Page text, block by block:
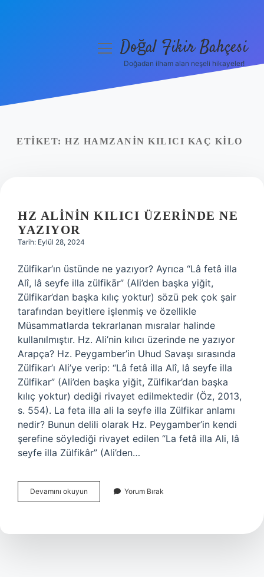
Yasal Uyarı
menüyüDoğal Fikir Bahçesi
Doğadan ilham alan neşeli hikayeler!
ETIKET: HZ HAMZANIN KILICI KAÇ KILO
HZ ALININ KILICI ÜZERINDE NE
YAZIYOR
Tarih: Eylül 28, 2024
Zülfikar’ın üstünde ne yazıyor? Ayrıca “Lâ fetâ illa
Alî, lâ seyfe illa zülfikār” (Ali’den başka yiğit,
Zülfikar’dan başka kılıç yoktur) sözü pek çok şair
tarafından beyitlere işlenmiş ve özellikle
Müsammatlarda tekrarlanan mısralar halinde
kullanılmıştır. Hz. Ali’nin kılıcı üzerinde ne yazıyor
Arapça? Hz. Peygamber’in Uhud Savaşı sırasında
Zülfikar’ı Ali’ye verip: “Lâ fetâ illa Alî, lâ seyfe illa
Zülfikar” (Ali’den başka yiğit, Zülfikar’dan başka
kılıç yoktur) dediği rivayet edilmektedir (Öz, 2013,
s. 554). La feta illa ali la seyfe illa Zülfikar anlamı
nedir? Bunun delili olarak Hz. Peygamber’in kendi
şerefine söylediği rivayet edilen “La fetâ illa Ali, lâ
seyfe illa Zülfikâr” (Ali’den…
Devamını okuyun
Alinin
Ne
Yorum Bırak